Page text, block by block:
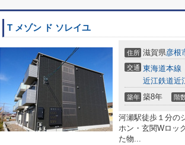
T メゾン ド ソレイユ
住所 滋賀県彦根
交通 東海道本線
近江鉄道近
築年 築8年 階
河瀬駅徒歩１分の
ホン・玄関Wロッ
た物...